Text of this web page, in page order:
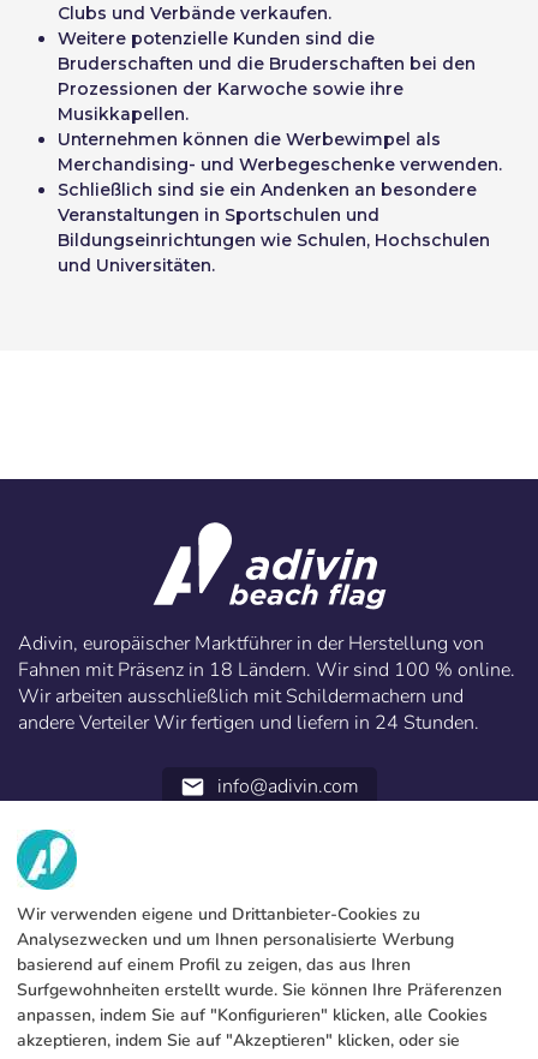
Clubs und Verbände verkaufen.
Weitere potenzielle Kunden sind die
Bruderschaften und die Bruderschaften bei den
Prozessionen der Karwoche sowie ihre
Musikkapellen.
Unternehmen können die Werbewimpel als
Merchandising- und Werbegeschenke verwenden.
Schließlich sind sie ein Andenken an besondere
Veranstaltungen in Sportschulen und
Bildungseinrichtungen wie Schulen, Hochschulen
und Universitäten.
Adivin, europäischer Marktführer in der Herstellung von
Fahnen mit Präsenz in 18 Ländern. Wir sind 100 % online.
Wir arbeiten ausschließlich mit Schildermachern und
andere Verteiler Wir fertigen und liefern in 24 Stunden.
email info@adivin.com
Fabrik
Kontakt
Blog
DIENSTLEISTUNGEN
Zahlungsmodalitäten
Produktion und Lieferung
RECHTLICHE INFORMATIONEN
Rechtliche Hinweise
Wir verwenden eigene und Drittanbieter-Cookies zu
Analysezwecken und um Ihnen personalisierte Werbung
basierend auf einem Profil zu zeigen, das aus Ihren
Surfgewohnheiten erstellt wurde. Sie können Ihre Präferenzen
anpassen, indem Sie auf "Konfigurieren" klicken, alle Cookies
akzeptieren, indem Sie auf "Akzeptieren" klicken, oder sie